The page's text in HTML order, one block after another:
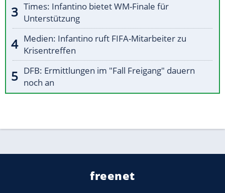
Times: Infantino bietet WM-Finale für
Unterstützung
Medien: Infantino ruft FIFA-Mitarbeiter zu
Krisentreffen
DFB: Ermittlungen im "Fall Freigang" dauern
noch an
freenet